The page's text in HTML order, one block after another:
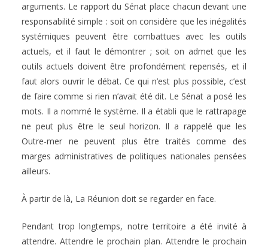
arguments. Le rapport du Sénat place chacun devant une
responsabilité simple : soit on considère que les inégalités
systémiques peuvent être combattues avec les outils
actuels, et il faut le démontrer ; soit on admet que les
outils actuels doivent être profondément repensés, et il
faut alors ouvrir le débat. Ce qui n’est plus possible, c’est
de faire comme si rien n’avait été dit. Le Sénat a posé les
mots. Il a nommé le système. Il a établi que le rattrapage
ne peut plus être le seul horizon. Il a rappelé que les
Outre-mer ne peuvent plus être traités comme des
marges administratives de politiques nationales pensées
ailleurs.
À partir de là, La Réunion doit se regarder en face.
Pendant trop longtemps, notre territoire a été invité à
attendre. Attendre le prochain plan. Attendre le prochain